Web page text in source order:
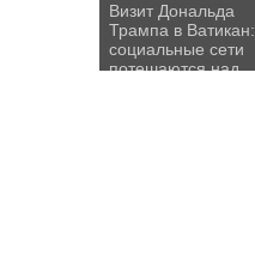
Визит Дональда
Трампа в Ватикан:
социальные сети
потешаются над